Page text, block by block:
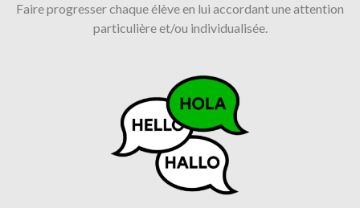
Faire progresser chaque élève en lui accordant une attention
particulière et/ou individualisée.